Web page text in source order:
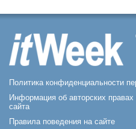
Политика конфиденциальности
Информация об авторских
сайта
Правила поведения на сайте